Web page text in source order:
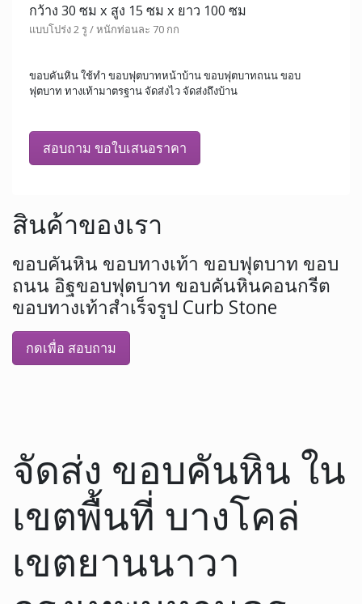
กว้าง 30 ซม x สูง 15 ซม x ยาว 100 ซม
แบบโปร่ง 2 รู / หนักท่อนละ 70 กก
ขอบคันหิน ใช้ทำ ขอบฟุตบาทหน้าบ้าน ขอบฟุตบาทถนน ขอบ
ฟุตบาท ทางเท้ามาตรฐาน จัดส่งไว จัดส่งถึงบ้าน
สอบถาม ขอใบเสนอราคา
สินค้าของเรา
ขอบคันหิน ขอบทางเท้า ขอบฟุตบาท ขอบ
ถนน อิฐขอบฟุตบาท ขอบคันหินคอนกรีต
ขอบทางเท้าสำเร็จรูป Curb Stone
กดเพื่อ สอบถาม
จัดส่ง ขอบคันหิน ใน
เขตพื้นที่ บางโคล่
เขตยานนาวา